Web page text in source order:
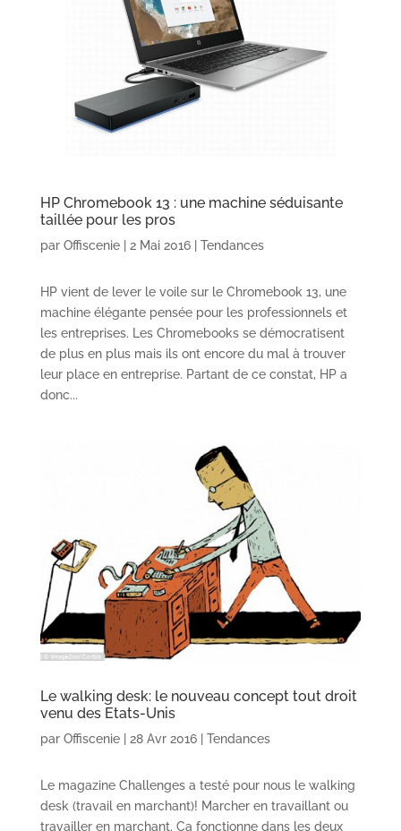
HP Chromebook 13 : une machine séduisante
taillée pour les pros
par Offiscenie| 2 Mai 2016| Tendances
HP vient de lever le voile sur le Chromebook 13, une
machine élégante pensée pour les professionnels et
les entreprises. Les Chromebooks se démocratisent
de plus en plus mais ils ont encore du mal à trouver
leur place en entreprise. Partant de ce constat, HP a
donc...
Le walking desk: le nouveau concept tout droit
venu des Etats-Unis
par Offiscenie| 28 Avr 2016| Tendances
Le magazine Challenges a testé pour nous le walking
desk (travail en marchant)! Marcher en travaillant ou
travailler en marchant. Ça fonctionne dans les deux